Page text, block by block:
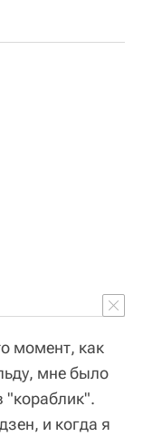
момент, как
мне было
"кораблик".
и когда я